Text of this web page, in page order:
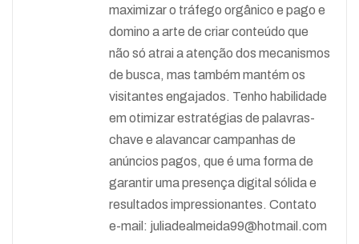
maximizar o tráfego orgânico e pago e
domino a arte de criar conteúdo que
não só atrai a atenção dos mecanismos
de busca, mas também mantém os
visitantes engajados. Tenho habilidade
em otimizar estratégias de palavras-
chave e alavancar campanhas de
anúncios pagos, que é uma forma de
garantir uma presença digital sólida e
resultados impressionantes. Contato
e-mail: juliadealmeida99@hotmail.com